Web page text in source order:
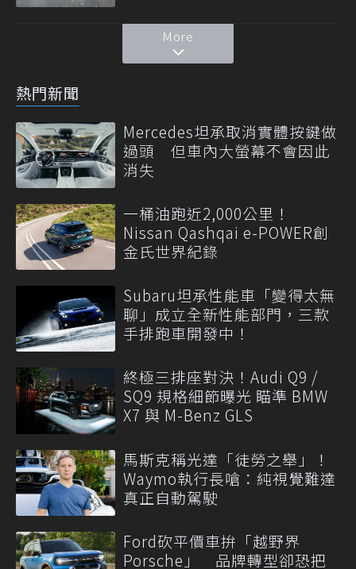
More
熱門新聞
Mercedes坦承取消實體按鍵做
過頭 但車內大螢幕不會因此
消失
一桶油跑近2,000公里！
Nissan Qashqai e-POWER創
金氏世界紀錄
Subaru坦承性能車「變得太無
聊」成立全新性能部門，三款
手排跑車開發中！
終極三排座對決！Audi Q9 /
SQ9 規格細節曝光 瞄準 BMW
X7 與 M-Benz GLS
馬斯克稱光達「徒勞之舉」！
Waymo執行長嗆：純視覺難達
真正自動駕駛
Ford砍平價車拚「越野界
Porsche」 品牌轉型卻恐把